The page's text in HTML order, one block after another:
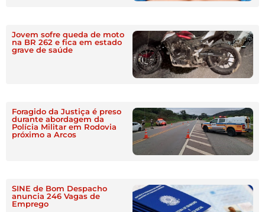
Jovem sofre queda de moto
na BR 262 e fica em estado
grave de saúde
Foragido da Justiça é preso
durante abordagem da
Polícia Militar em Rodovia
próximo a Arcos
SINE de Bom Despacho
anuncia 246 Vagas de
Emprego